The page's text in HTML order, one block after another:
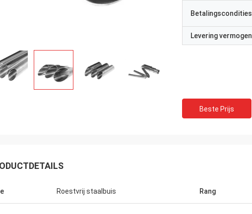
Betalingscondities
Levering vermogen
Beste Prijs
Roestvrij staalbuis Rang